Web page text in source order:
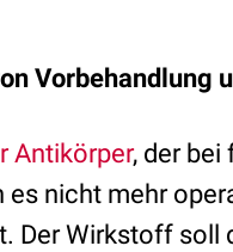
Vorbehandlung
Antikörper, der
nicht mehr
Der Wirkstoff soll